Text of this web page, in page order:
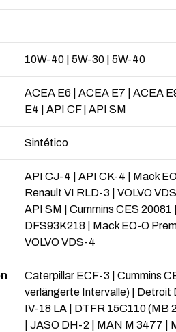
10W-40 5W-30 5W-40
ACEA E6 ACEA E7 ACEA
E4
API CF API SM
Sintético
API CJ-4 API CK-4 Mack
Renault VI RLD-3
VOLVO
API SM
Cummins CES 20081
DFS93K218
Mack EO-O
VOLVO VDS-4
Caterpillar ECF-3 Cummins
verlängerte Intervalle)
Detroit
IV-18 LA
DTFR 15C110 (MB
JASO DH-2 MAN M 3477